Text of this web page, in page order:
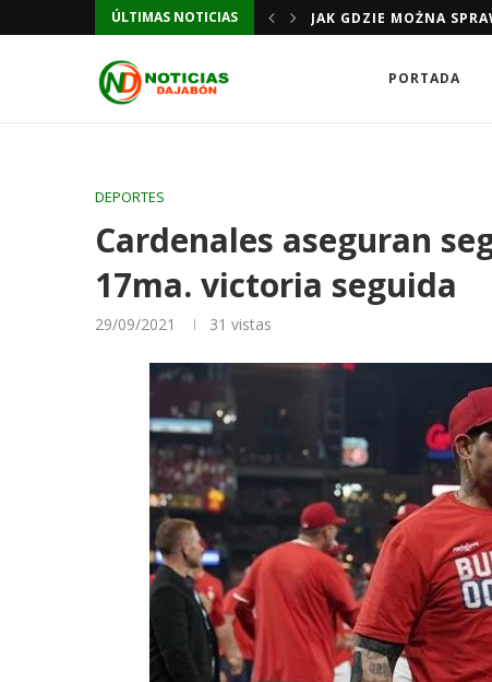
ÚLTIMAS NOTICIAS JAK GDZIE MOŻNA
PORTADA
DEPORTES
Cardenales aseguran
17ma. victoria seguida
29/09/2021 31 vistas